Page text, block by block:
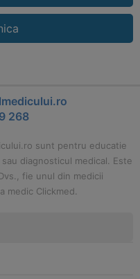
268
sunt pentru educatie
diagnosticul medical. Este
fie unul din medicii
medic Clickmed.